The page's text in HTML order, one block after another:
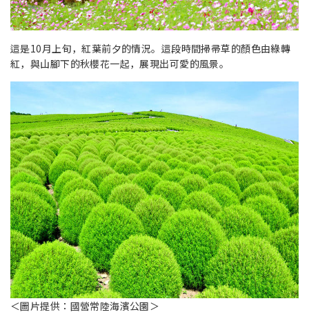
這是10月上旬，紅葉前夕的情況。這段時間掃帚草的顏色由綠轉
紅，與山腳下的秋櫻花一起，展現出可愛的風景。
＜圖片提供：國營常陸海濱公園＞